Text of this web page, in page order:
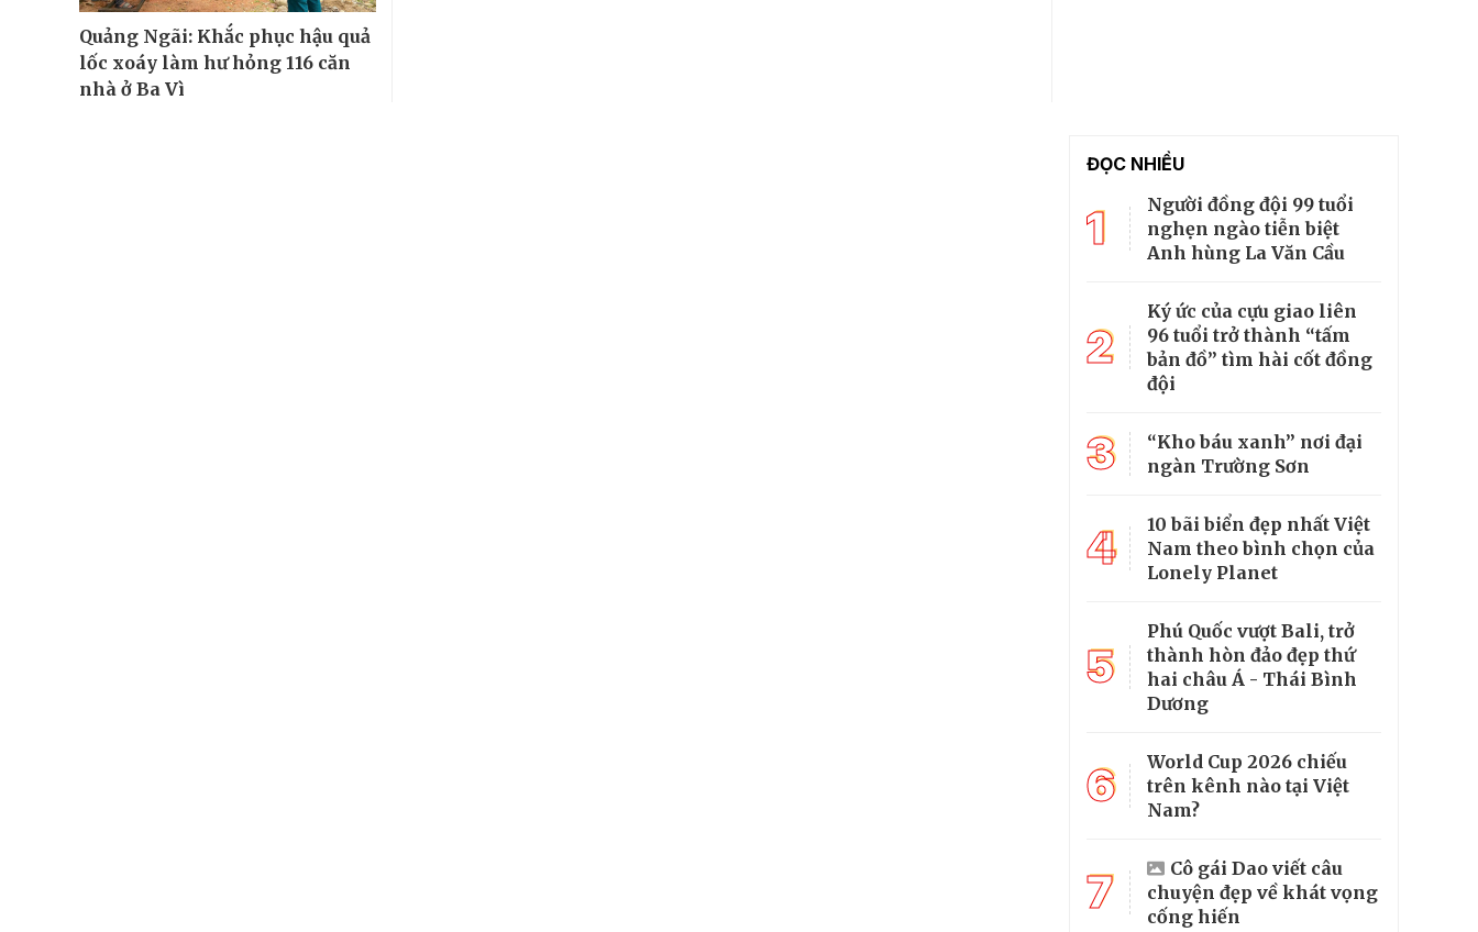
Quảng Ngãi: Khắc phục hậu quả
lốc xoáy làm hư hỏng 116 căn
nhà ở Ba Vì
ĐỌC NHIỀU
1
Người đồng đội 99 tuổi
nghẹn ngào tiễn biệt
Anh hùng La Văn Cầu
2
Ký ức của cựu giao liên
96 tuổi trở thành “tấm
bản đồ” tìm hài cốt đồng
đội
3
“Kho báu xanh” nơi đại
ngàn Trường Sơn
4
10 bãi biển đẹp nhất Việt
Nam theo bình chọn của
Lonely Planet
5
Phú Quốc vượt Bali, trở
thành hòn đảo đẹp thứ
hai châu Á - Thái Bình
Dương
6
World Cup 2026 chiếu
trên kênh nào tại Việt
Nam?
7
Cô gái Dao viết câu
chuyện đẹp về khát vọng
cống hiến